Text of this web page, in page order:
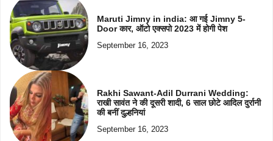
Maruti Jimny in india: आ गई Jimny 5-
Door कार, ऑटो एक्सपो 2023 में होगी पेश
September 16, 2023
Rakhi Sawant-Adil Durrani Wedding:
राखी सावंत ने की दूसरी शादी, 6 साल छोटे आदिल दुर्रानी
की बनीं दुल्हनियां
September 16, 2023